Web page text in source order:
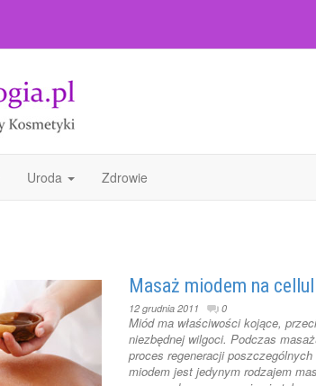
Uroda Zdrowie
Masaż miodem na
12 grudnia 2011 0
Miód ma właściwości kojące,
niezbędnej wilgoci. Podczas
proces regeneracji
miodem jest jedynym rodzajem